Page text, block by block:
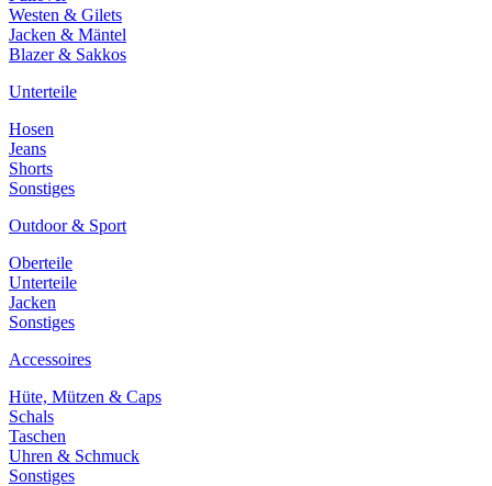
Westen & Gilets
Jacken & Mäntel
Blazer & Sakkos
Unterteile
Hosen
Jeans
Shorts
Sonstiges
Outdoor & Sport
Oberteile
Unterteile
Jacken
Sonstiges
Accessoires
Hüte, Mützen & Caps
Schals
Taschen
Uhren & Schmuck
Sonstiges